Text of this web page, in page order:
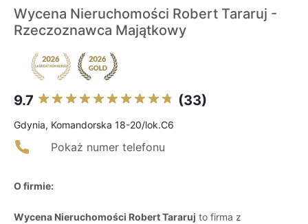
Wycena Nieruchomości Robert Tararuj -
Rzeczoznawca Majątkowy
9.7 (33)
Gdynia, Komandorska 18-20/lok.C6
Pokaż numer telefonu
O firmie:
Wycena Nieruchomości Robert Tararuj to firma z